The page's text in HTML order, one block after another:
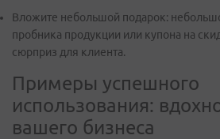
Вложите небольшой подарок:
пробника продукции или купона на
сюрприз для клиента.
Примеры успешного
использования:
вашего бизнеса